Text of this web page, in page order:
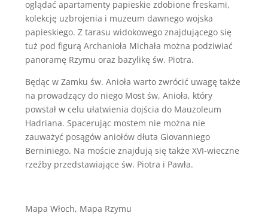
oglądać apartamenty papieskie zdobione freskami,
kolekcję uzbrojenia i muzeum dawnego wojska
papieskiego. Z tarasu widokowego znajdującego się
tuż pod figurą Archanioła Michała można podziwiać
panoramę Rzymu oraz bazylikę św. Piotra.
Będąc w Zamku św. Anioła warto zwrócić uwagę także
na prowadzący do niego Most św, Anioła, który
powstał w celu ułatwienia dojścia do Mauzoleum
Hadriana. Spacerując mostem nie można nie
zauważyć posągów aniołów dłuta Giovanniego
Berniniego. Na moście znajdują się także XVI-wieczne
rzeźby przedstawiające św. Piotra i Pawła.
Mapa Włoch, Mapa Rzymu